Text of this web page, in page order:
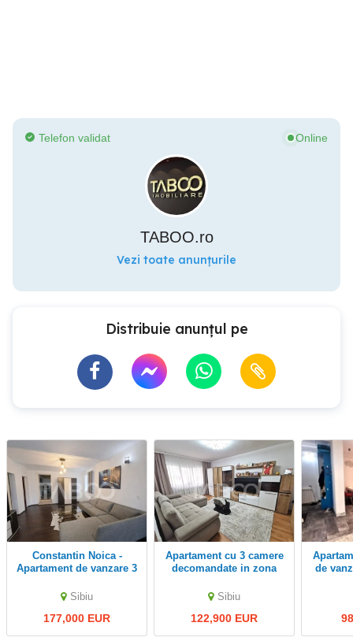
Telefon validat Online
TABOO.ro
Vezi toate anunțurile
Distribuie anunțul pe
Constantin Noica -
Apartament de vanzare 3
Sibiu
177,000 EUR
Apartament cu 3 camere
decomandate in zona
Sibiu
122,900 EUR
Apartament cu 3 camere
de